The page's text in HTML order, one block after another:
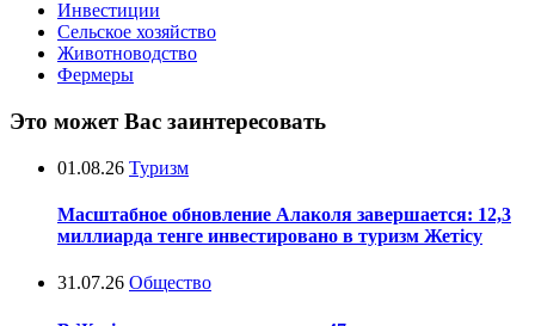
Инвестиции
Сельское хозяйство
Животноводство
Фермеры
Это может Вас заинтересовать
01.08.26 Туризм
Масштабное обновление Алаколя завершается: 12,3
миллиарда тенге инвестировано в туризм Жетісу
31.07.26 Общество